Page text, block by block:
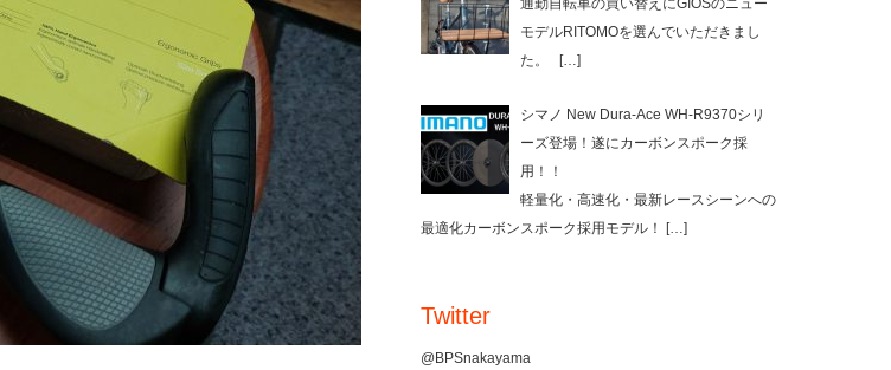
通勤自転車の買い替えにGIOSのニュー
モデルRITOMOを選んでいただきまし
た。
[…]
シマノ New Dura-Ace WH-R9370シリ
ーズ登場！遂にカーボンスポーク採
用！！
軽量化・高速化・最新レースシーンへの
最適化カーボンスポーク採用モデル！
[…]
Twitter
@BPSnakayama